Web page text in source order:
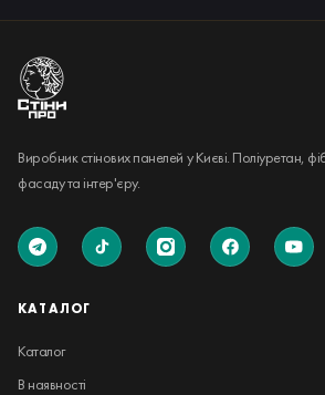
Виробник стінових панелей у Києві. Поліуретан,
фасаду та інтер'єру.
КАТАЛОГ
Каталог
В наявності